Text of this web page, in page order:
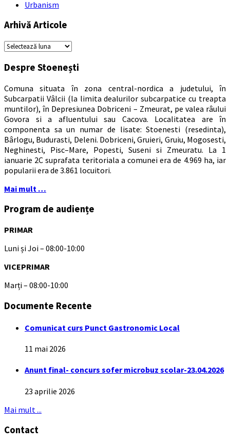
Urbanism
Arhivă Articole
Arhivă
Despre Stoenești
Comuna situata în zona central-nordica a judetului, în
Subcarpatii Vâlcii (la limita dealurilor subcarpatice cu treapta
muntilor), în Depresiunea Dobriceni – Zmeurat, pe valea râului
Govora si a afluentului sau Cacova. Localitatea are în
componenta sa un numar de lisate: Stoenesti (resedinta),
Bârlogu, Budurasti, Deleni. Dobriceni, Gruieri, Gruiu, Mogosesti,
Neghinesti, Pisc–Mare, Popesti, Suseni si Zmeuratu. La 1
ianuarie 2C suprafata teritoriala a comunei era de 4.969 ha, iar
popularii era de 3.861 locuitori.
Mai mult …
Program de audiențe
PRIMAR
Luni și Joi – 08:00-10:00
VICEPRIMAR
Marți – 08:00-10:00
Documente Recente
Comunicat curs Punct Gastronomic Local
11 mai 2026
Anunt final- concurs sofer microbuz scolar-23.04.2026
23 aprilie 2026
Mai mult ...
Contact